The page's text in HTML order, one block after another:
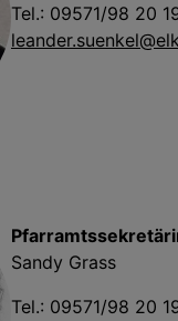
Tel.: 09571/98 20
Sandy Grass
Tel.: 09571/98 20